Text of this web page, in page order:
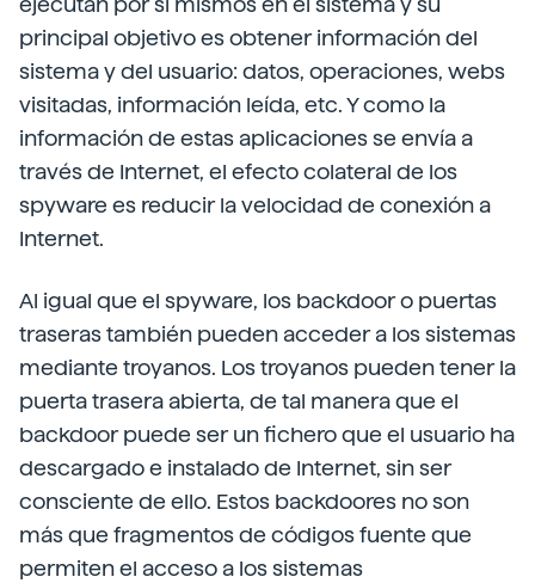
principal objetivo es obtener información del
sistema y del usuario: datos, operaciones, webs
visitadas, información leída, etc. Y como la
información de estas aplicaciones se envía a
través de Internet, el efecto colateral de los
spyware es reducir la velocidad de conexión a
Internet.
Al igual que el spyware, los backdoor o puertas
traseras también pueden acceder a los sistemas
mediante troyanos. Los troyanos pueden tener la
puerta trasera abierta, de tal manera que el
backdoor puede ser un fichero que el usuario ha
descargado e instalado de Internet, sin ser
consciente de ello. Estos backdoores no son
más que fragmentos de códigos fuente que
permiten el acceso a los sistemas